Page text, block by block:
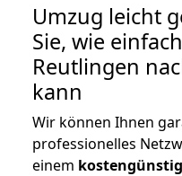
Umzug leicht
Sie, wie
Reutlingen
kann
Wir können Ihnen
professionelles
einem